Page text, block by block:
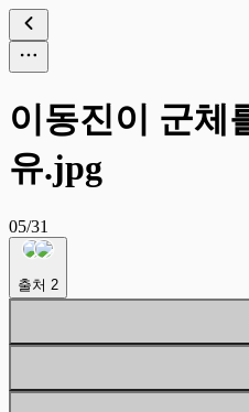
이동진이 군체
유.jpg
05/31
출처 2